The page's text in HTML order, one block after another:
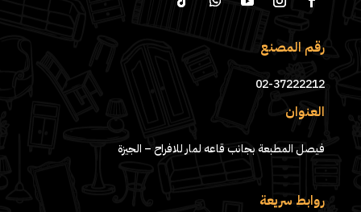
رقم المصنع
02-37222212
العنوان
فيصل المطبعة بجانب قاعه لمار للافراح – الجيزة
روابط سريعة